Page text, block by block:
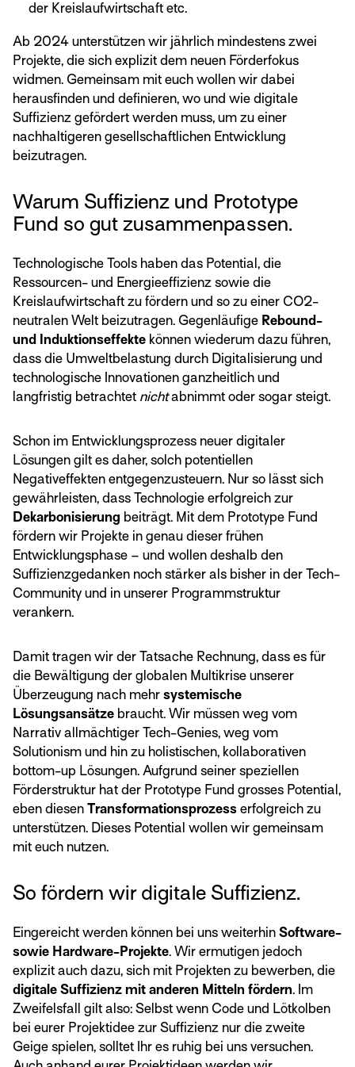
der Kreislaufwirtschaft etc.
Ab 2024 unterstützen wir jährlich mindestens zwei
Projekte, die sich explizit dem neuen Förderfokus
widmen. Gemeinsam mit euch wollen wir dabei
herausfinden und definieren, wo und wie digitale
Suffizienz gefördert werden muss, um zu einer
nachhaltigeren gesellschaftlichen Entwicklung
beizutragen.
Warum Suffizienz und Prototype
Fund so gut zusammenpassen.
Technologische Tools haben das Potential, die
Ressourcen- und Energieeffizienz sowie die
Kreislaufwirtschaft zu fördern und so zu einer CO2-
neutralen Welt beizutragen. Gegenläufige Rebound-
und Induktionseffekte können wiederum dazu führen,
dass die Umweltbelastung durch Digitalisierung und
technologische Innovationen ganzheitlich und
langfristig betrachtet nichtabnimmt oder sogar steigt.
Schon im Entwicklungsprozess neuer digitaler
Lösungen gilt es daher, solch potentiellen
Negativeffekten entgegenzusteuern. Nur so lässt sich
gewährleisten, dass Technologie erfolgreich zur
Dekarbonisierung beiträgt. Mit dem Prototype Fund
fördern wir Projekte in genau dieser frühen
Entwicklungsphase – und wollen deshalb den
Suffizienzgedanken noch stärker als bisher in der Tech-
Community und in unserer Programmstruktur
verankern.
Damit tragen wir der Tatsache Rechnung, dass es für
die Bewältigung der globalen Multikrise unserer
Überzeugung nach mehrsystemische
Lösungsansätze braucht. Wir müssen weg vom
Narrativ allmächtiger Tech-Genies, weg vom
Solutionism und hin zu holistischen, kollaborativen
bottom-up Lösungen. Aufgrund seiner speziellen
Förderstruktur hat der Prototype Fund grosses Potential,
eben diesenTransformationsprozess erfolgreich zu
unterstützen. Dieses Potential wollen wir gemeinsam
mit euch nutzen.
So fördern wir digitale Suffizienz.
Eingereicht werden können bei uns weiterhinSoftware-
sowie Hardware-Projekte. Wir ermutigen jedoch
explizit auch dazu, sich mit Projekten zu bewerben, die
digitale Suffizienz mit anderen Mitteln fördern. Im
Zweifelsfall gilt also: Selbst wenn Code und Lötkolben
bei eurer Projektidee zur Suffizienz nur die zweite
Geige spielen, solltet Ihr es ruhig bei uns versuchen.